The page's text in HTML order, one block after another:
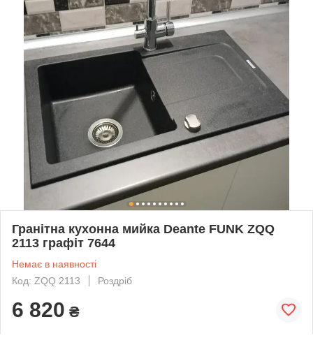
Гранітна кухонна мийка Deante FUNK ZQQ
2113 графіт 7644
Немає в наявності
Код: ZQQ 2113
Роздріб
6 820 ₴